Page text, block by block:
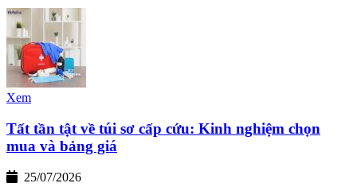
Xem
Tất tần tật về túi sơ cấp cứu: Kinh nghiệm chọn
mua và bảng giá
25/07/2026